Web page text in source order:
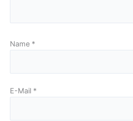
Name *
E-Mail *